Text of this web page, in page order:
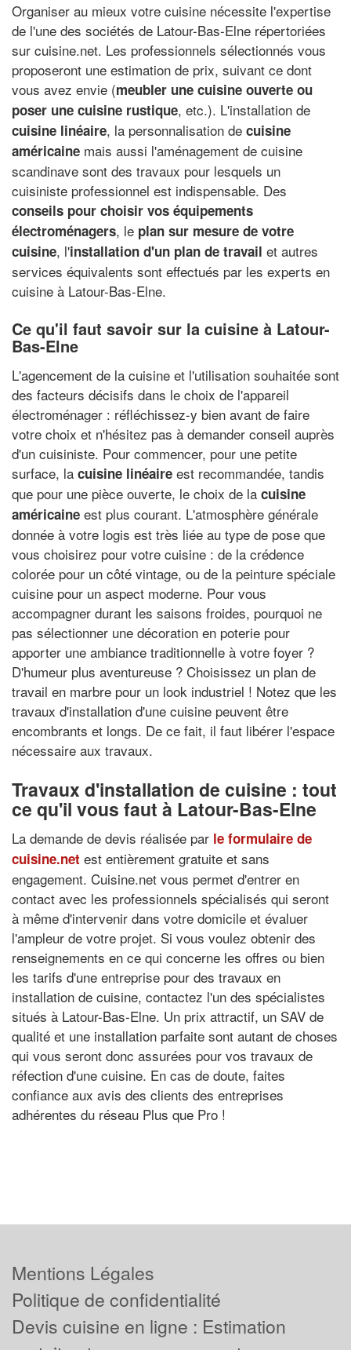
Organiser au mieux votre cuisine nécessite l'expertise
de l'une des sociétés de Latour-Bas-Elne répertoriées
sur cuisine.net. Les professionnels sélectionnés vous
proposeront une estimation de prix, suivant ce dont
vous avez envie (meubler une cuisine ouverte ou
poser une cuisine rustique, etc.). L'installation de
cuisine linéaire, la personnalisation de cuisine
américaine mais aussi l'aménagement de cuisine
scandinave sont des travaux pour lesquels un
cuisiniste professionnel est indispensable. Des
conseils pour choisir vos équipements
électroménagers, le plan sur mesure de votre
cuisine, l'installation d'un plan de travail et autres
services équivalents sont effectués par les experts en
cuisine à Latour-Bas-Elne.
Ce qu'il faut savoir sur la cuisine à Latour-
Bas-Elne
L'agencement de la cuisine et l'utilisation souhaitée sont
des facteurs décisifs dans le choix de l'appareil
électroménager : réfléchissez-y bien avant de faire
votre choix et n'hésitez pas à demander conseil auprès
d'un cuisiniste. Pour commencer, pour une petite
surface, la cuisine linéaire est recommandée, tandis
que pour une pièce ouverte, le choix de la cuisine
américaine est plus courant. L'atmosphère générale
donnée à votre logis est très liée au type de pose que
vous choisirez pour votre cuisine : de la crédence
colorée pour un côté vintage, ou de la peinture spéciale
cuisine pour un aspect moderne. Pour vous
accompagner durant les saisons froides, pourquoi ne
pas sélectionner une décoration en poterie pour
apporter une ambiance traditionnelle à votre foyer ?
D'humeur plus aventureuse ? Choisissez un plan de
travail en marbre pour un look industriel ! Notez que les
travaux d'installation d'une cuisine peuvent être
encombrants et longs. De ce fait, il faut libérer l'espace
nécessaire aux travaux.
Travaux d'installation de cuisine : tout
ce qu'il vous faut à Latour-Bas-Elne
La demande de devis réalisée par le formulaire de
cuisine.net est entièrement gratuite et sans
engagement. Cuisine.net vous permet d'entrer en
contact avec les professionnels spécialisés qui seront
à même d'intervenir dans votre domicile et évaluer
l'ampleur de votre projet. Si vous voulez obtenir des
renseignements en ce qui concerne les offres ou bien
les tarifs d'une entreprise pour des travaux en
installation de cuisine, contactez l'un des spécialistes
situés à Latour-Bas-Elne. Un prix attractif, un SAV de
qualité et une installation parfaite sont autant de choses
qui vous seront donc assurées pour vos travaux de
réfection d'une cuisine. En cas de doute, faites
confiance aux avis des clients des entreprises
adhérentes du réseau Plus que Pro !
Mentions Légales
Politique de confidentialité
Devis cuisine en ligne : Estimation